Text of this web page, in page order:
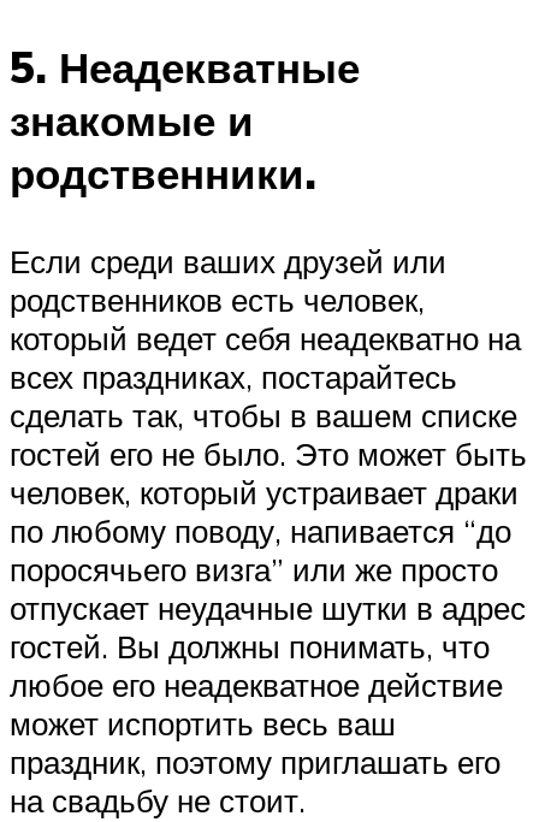
5. Неадекватные
знакомые и
родственники.
Если среди ваших друзей или
родственников есть человек,
который ведет себя неадекватно на
всех праздниках, постарайтесь
сделать так, чтобы в вашем списке
гостей его не было. Это может быть
человек, который устраивает драки
по любому поводу, напивается “до
поросячьего визга” или же просто
отпускает неудачные шутки в адрес
гостей. Вы должны понимать, что
любое его неадекватное действие
может испортить весь ваш
праздник, поэтому приглашать его
на свадьбу не стоит.